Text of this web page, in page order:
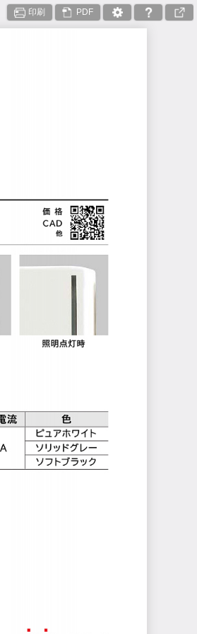
印刷 PDF